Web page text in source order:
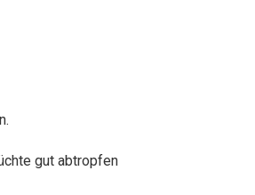
gut abtropfen